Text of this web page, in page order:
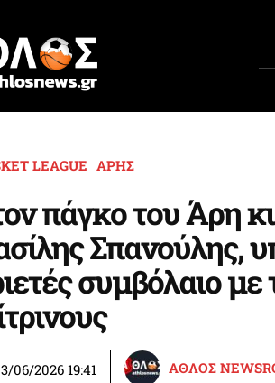
LEAGUE ΑΡΗΣ
πάγκο του Άρη
Σπανούλης,
συμβόλαιο με
06/2026 19:41 ΑΘΛΟΣ